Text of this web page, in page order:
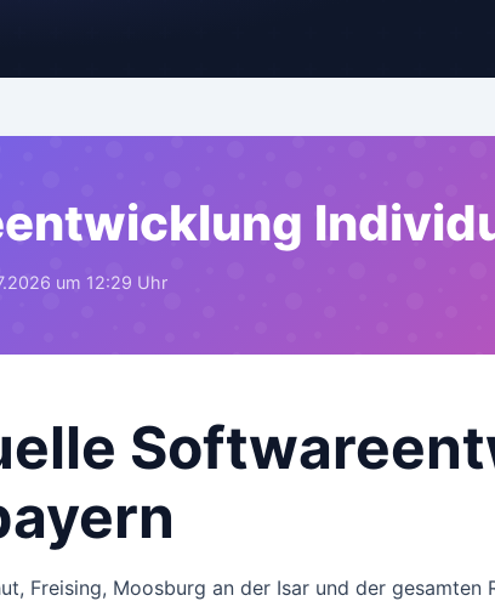
um 12:29 Uhr
Freising, Moosburg an der Isar und der